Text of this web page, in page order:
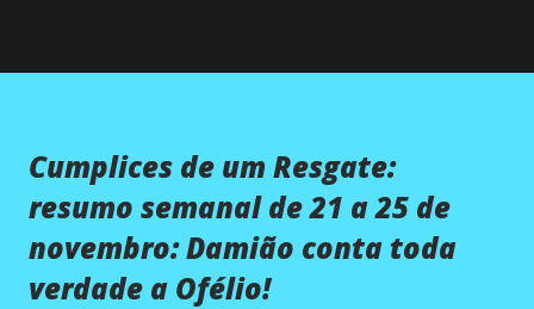
Cumplices de um Resgate:
resumo semanal de 21 a 25 de
novembro: Damião conta toda
verdade a Ofélio!